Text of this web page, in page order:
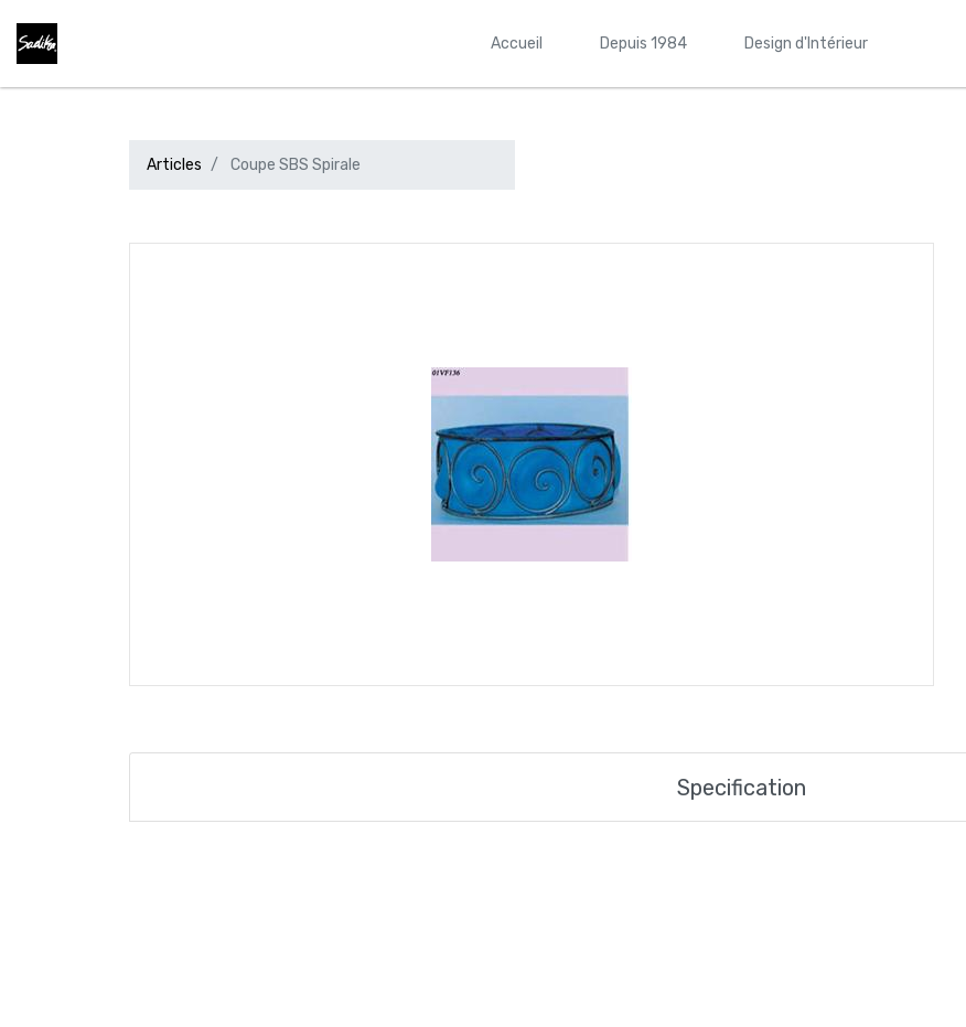
Accueil Depuis 1984 Design d'Intérieur
Articles Coupe SBS Spirale
Specification